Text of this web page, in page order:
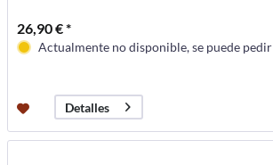
26,90 € *
Actualmente no disponible, se puede pedir
Detalles